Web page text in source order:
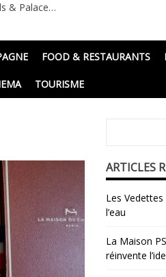
& Palace…
FOOD & RESTAURANTS
TOURISME
ARTICLES
Les
l’eau
La Maison
réinvente